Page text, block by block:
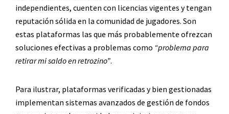
independientes, cuenten con licencias vigentes y tengan
reputación sólida en la comunidad de jugadores. Son
estas plataformas las que más probablemente ofrezcan
soluciones efectivas a problemas como “problema para
retirar mi saldo en retrozino”.
Para ilustrar, plataformas verificadas y bien gestionadas
implementan sistemas avanzados de gestión de fondos